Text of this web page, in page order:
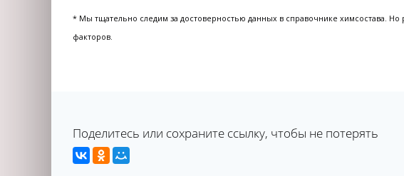
* Мы тщательно следим за достоверностью данных в справочнике химсостава. Но
факторов.
Поделитесь или сохраните ссылку, чтобы не потерять